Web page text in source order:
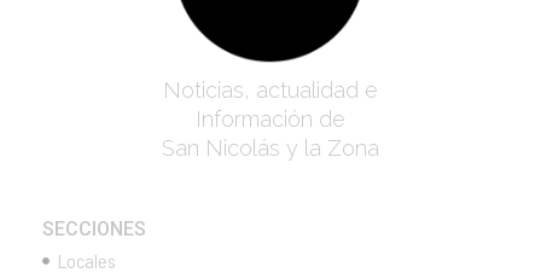
Noticias, actualidad e
Información de
San Nicolás y la Zona
SECCIONES
Locales